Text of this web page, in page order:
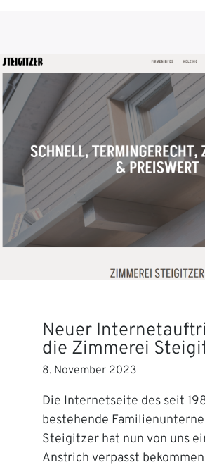
Neuer
die Zimmerei
8. November 2023
Die Internetseite des seit
bestehende
Steigitzer hat nun von uns
Anstrich verpasst